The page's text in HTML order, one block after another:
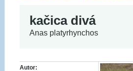
kačica divá
Anas platyrhynchos
Autor: